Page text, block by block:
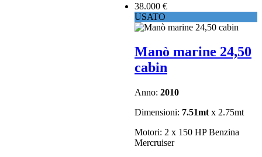
38.000 €
USATO
Manò marine 24,50
cabin
Anno: 2010
Dimensioni: 7.51mt x 2.75mt
Motori: 2 x 150 HP Benzina
Mercruiser